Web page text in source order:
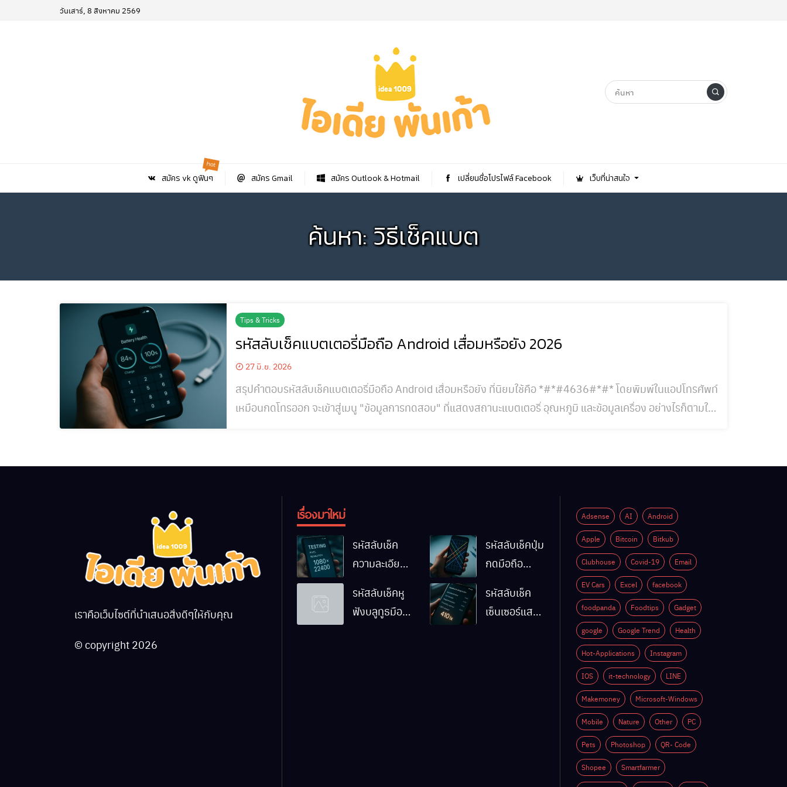
วันเสาร์, 8 สิงหาคม 2569
สมัคร vk ดูฟินๆ
hot
สมัคร Gmail สมัคร Outlook & Hotmail เปลี่ยนชื่อโปรไฟล์ Facebook เว็บที่น่าสนใจ
ค้นหา: วิธีเช็คแบต
Tips & Tricks
รหัสลับเช็คแบตเตอรี่มือถือ Android เสื่อมหรือยัง 2026
27 มิ.ย. 2026
สรุปคำตอบรหัสลับเช็คแบตเตอรี่มือถือ Android เสื่อมหรือยัง ที่นิยมใช้คือ *#*#4636#*#* โดยพิมพ์ในแอปโทรศัพท์
เหมือนกดโทรออก จะเข้าสู่เมนู "ข้อมูลการทดสอบ" ที่แสดงสถานะแบตเตอรี่ อุณหภูมิ และข้อมูลเครื่อง อย่างไรก็ตามใน
เราคือเว็บไซต์ที่นำเสนอสิ่งดีๆให้กับคุณ
© copyright 2026
เรื่องมาใหม่
รหัสลับเช็ค
ความละเอียด
Android ทำ
ยังไง
รหัสลับเช็คปุ่ม
กดมือถือ
ทำงานปกติ
ไหม
รหัสลับเช็คหู
ฟังบลูทูธมือ
รหัสลับเช็ค
เซ็นเซอร์แสง
Adsense AI Android
Apple Bitcoin Bitkub
Clubhouse Covid-19 Email
EV Cars Excel facebook
foodpanda Foodtips Gadget
google Google Trend Health
Hot-Applications Instagram
IOS it-technology LINE
Makemoney Microsoft-Windows
Mobile Nature Other PC
Pets Photoshop QR- Code
Shopee Smartfarmer